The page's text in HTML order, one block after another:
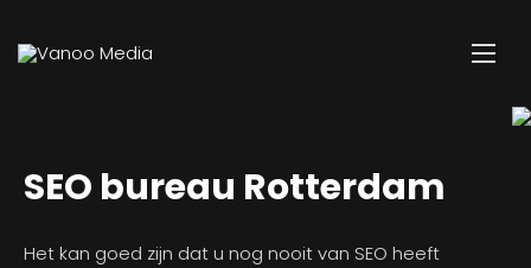
SEO bureau Rotterdam
Het kan goed zijn dat u nog nooit van SEO heeft